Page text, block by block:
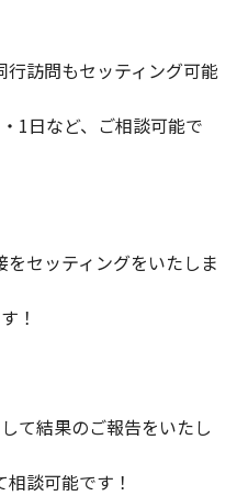
訪問もセッティング可能
1日など、ご相談可能で
セッティングをいたしま
！
て結果のご報告をいたし
談可能です！